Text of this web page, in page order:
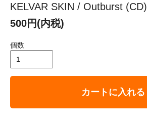
KELVAR SKIN / Outburst (CD)
500円(内税)
個数
カートに入れる